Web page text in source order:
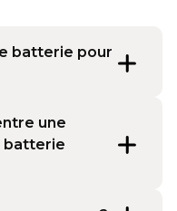
batterie pour
une
batterie